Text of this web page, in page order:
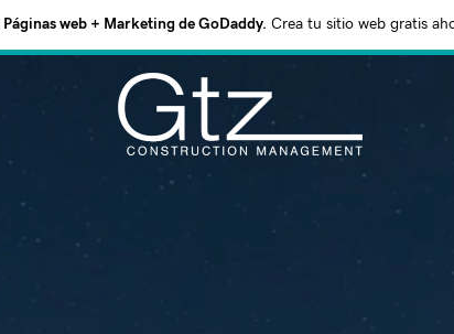
Páginas web + Marketing de GoDaddy. Crea tu sitio web gratis